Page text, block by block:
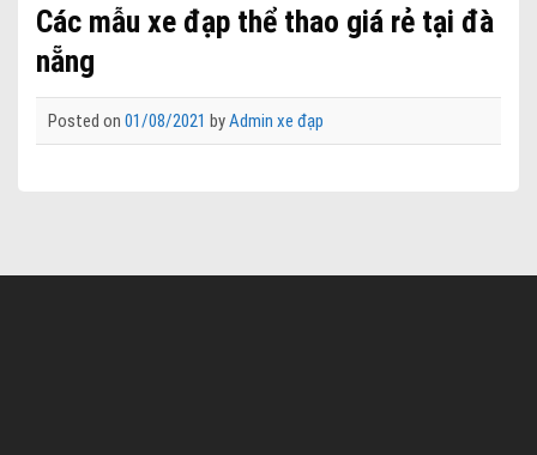
Các mẫu xe đạp thể thao giá rẻ tại đà
nẵng
Posted on 01/08/2021 byAdmin xe đạp